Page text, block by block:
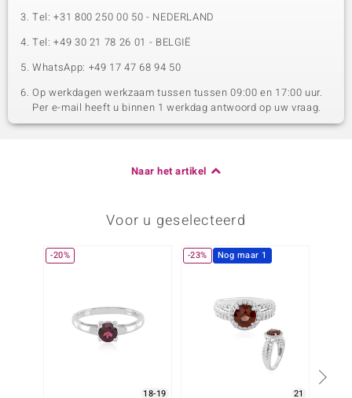
Tel: +31 800 250 00 50 - NEDERLAND
Tel: +49 30 21 78 26 01 - BELGIË
WhatsApp: +49 17 47 68 94 50
Op werkdagen werkzaam tussen tussen 09:00 en 17:00 uur.
Per e-mail heeft u binnen 1 werkdag antwoord op uw vraag.
Naar het artikel
Voor u geselecteerd
-20%
18-19
-23% Nog maar 1
21